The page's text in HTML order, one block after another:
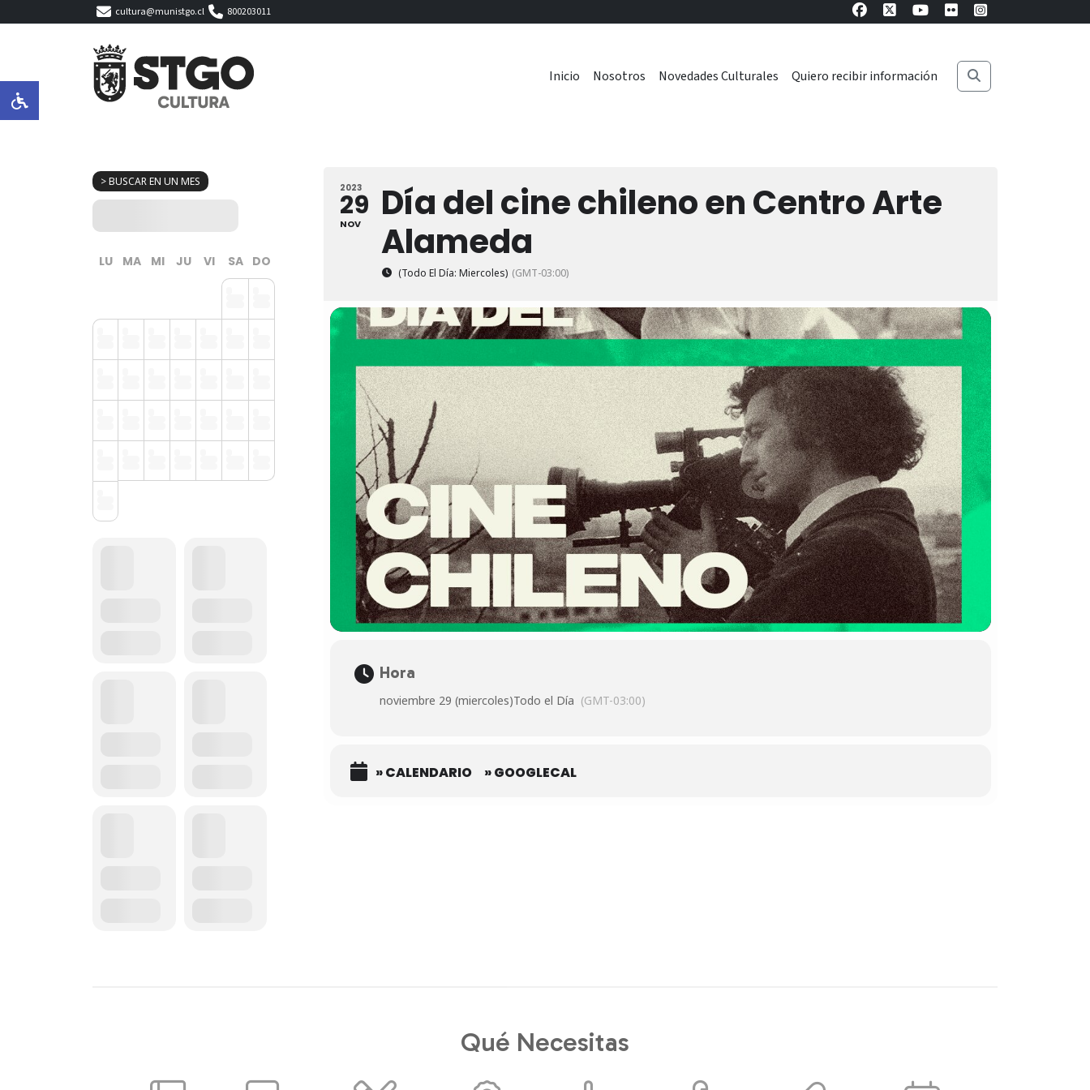
cultura@munistgo.cl 800203011
Inicio Nosotros Novedades Culturales Quiero recibir información
> BUSCAR EN UN MES
LU MA MI JU VI SA DO
2023
29
NOV
Día del cine chileno en Centro Arte
Alameda
(Todo El Día: Miercoles) (GMT-03:00)
Hora
noviembre 29 (miercoles)Todo el Día (GMT-03:00)
» CALENDARIO » GOOGLECAL
Qué Necesitas